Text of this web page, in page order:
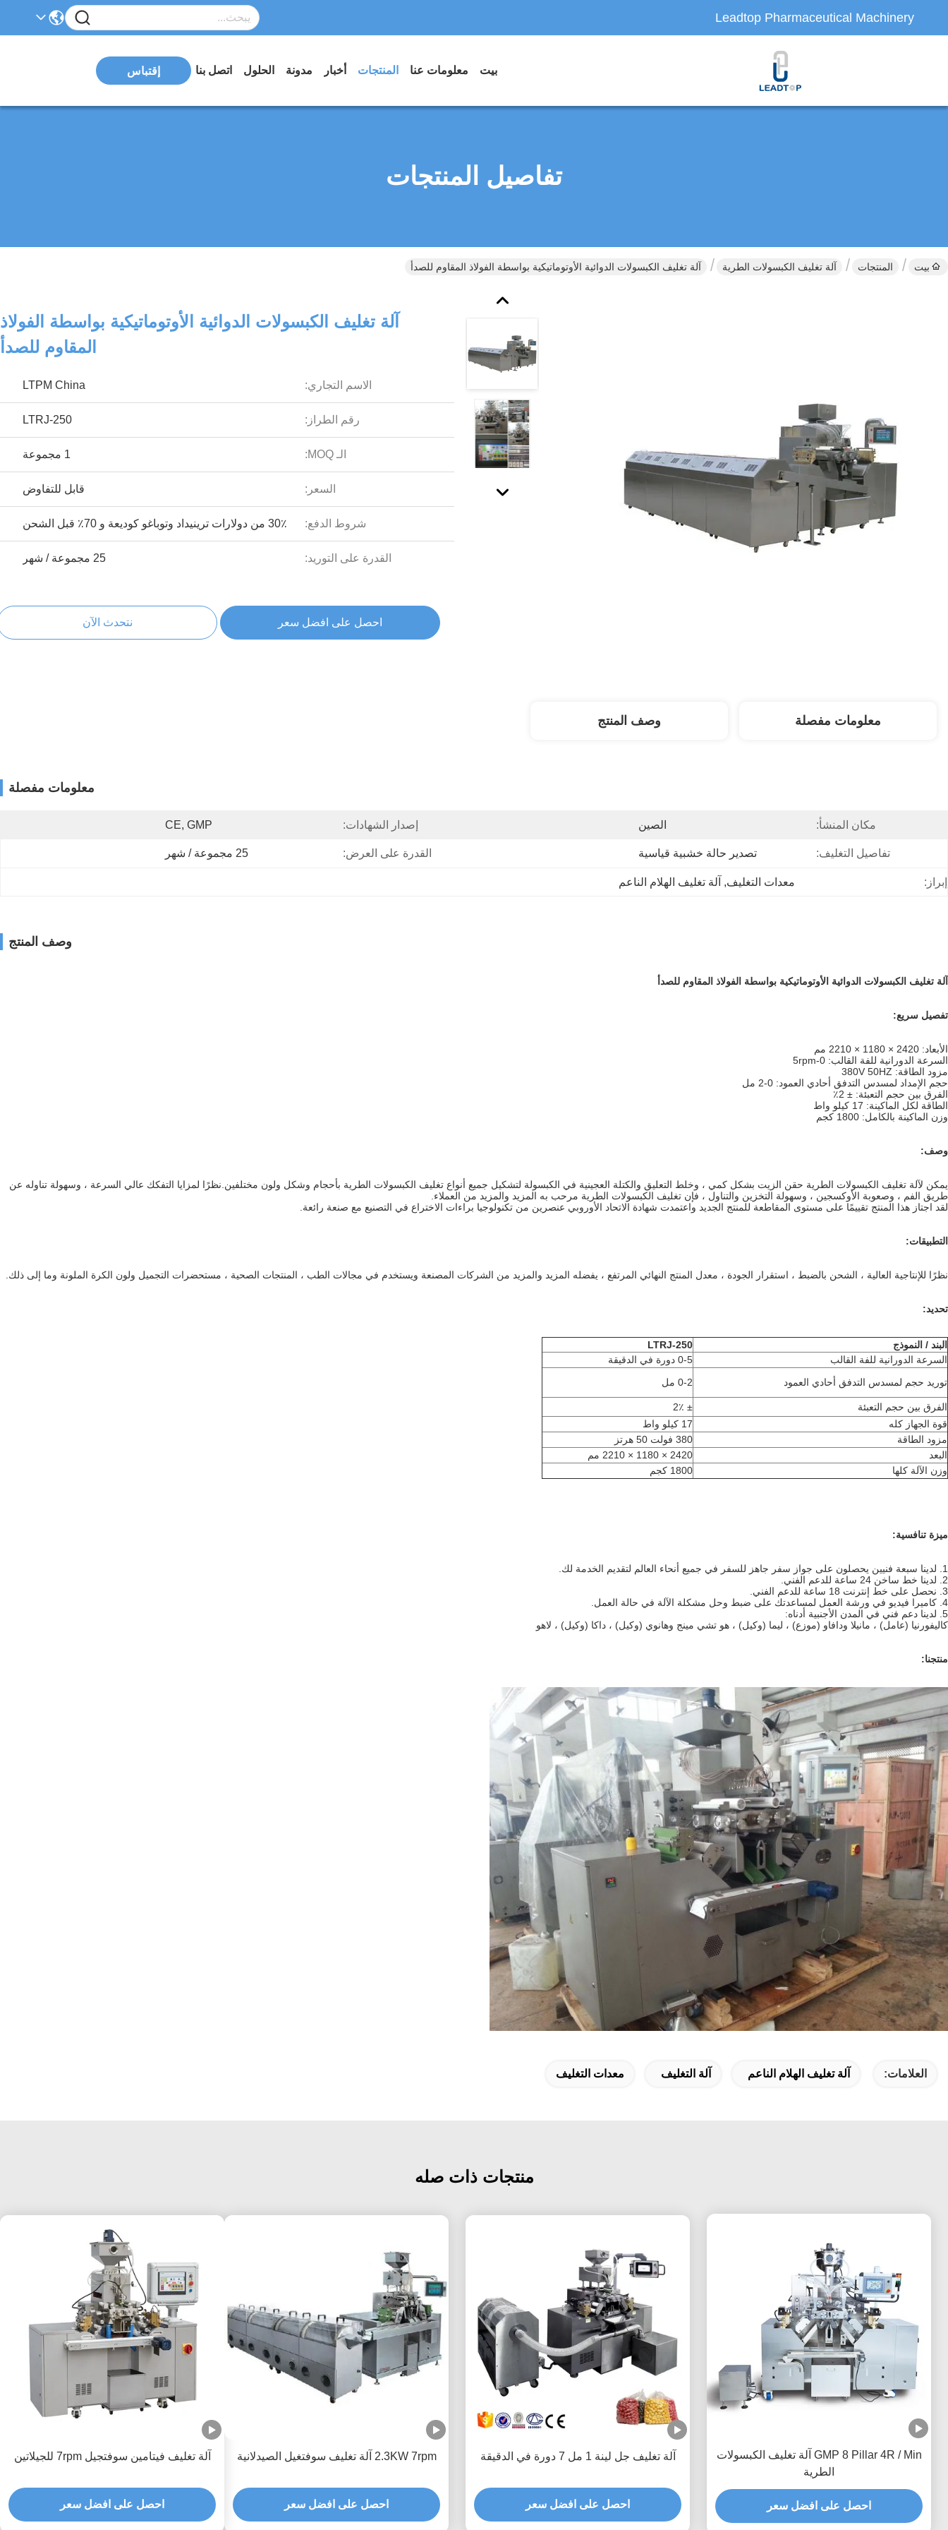
Leadtop Pharmaceutical Machinery
بيت معلومات عنا المنتجات أخبار مدونة الحلول اتصل بنا إقتباس
تفاصيل المنتجات
بيت المنتجات آلة تغليف الكبسولات الطرية آلة تغليف الكبسولات الدوائية الأوتوماتيكية بواسطة الفولاذ المقاوم للصدأ
آلة تغليف الكبسولات الدوائية الأوتوماتيكية بواسطة الفولاذ
المقاوم للصدأ
الاسم التجاري: LTPM China
رقم الطراز: LTRJ-250
الـ MOQ: 1 مجموعة
السعر: قابل للتفاوض
شروط الدفع: 30٪ من دولارات ترينيداد وتوباغو كوديعة و 70٪ قبل الشحن
القدرة على التوريد: 25 مجموعة / شهر
احصل على افضل سعر نتحدث الآن
معلومات مفصلة وصف المنتج
معلومات مفصلة
مكان المنشأ: الصين إصدار الشهادات: CE, GMP
تفاصيل التغليف: تصدير حالة خشبية قياسية القدرة على العرض: 25 مجموعة / شهر
إبراز: معدات التغليف, آلة تغليف الهلام الناعم
وصف المنتج
آلة تغليف الكبسولات الدوائية الأوتوماتيكية بواسطة الفولاذ المقاوم للصدأ
تفصيل سريع:
الأبعاد: 2420 × 1180 × 2210 مم
السرعة الدورانية للفة القالب: 0-5rpm
مزود الطاقة: 380V 50HZ
حجم الإمداد لمسدس التدفق أحادي العمود: 0-2 مل
الفرق بين حجم التعبئة: ± 2٪
الطاقة لكل الماكينة: 17 كيلو واط
وزن الماكينة بالكامل: 1800 كجم
وصف:
يمكن لآلة تغليف الكبسولات الطرية حقن الزيت بشكل كمي ، وخلط التعليق والكتلة العجينية في الكبسولة لتشكيل جميع أنواع تغليف الكبسولات الطرية بأحجام وشكل ولون مختلفين.نظرًا لمزايا التفكك عالي السرعة ، وسهولة تناوله عن
طريق الفم ، وصعوبة الأوكسجين ، وسهولة التخزين والتناول ، فإن تغليف الكبسولات الطرية مرحب به المزيد والمزيد من العملاء.
لقد اجتاز هذا المنتج تقييمًا على مستوى المقاطعة للمنتج الجديد واعتمدت شهادة الاتحاد الأوروبي عنصرين من تكنولوجيا براءات الاختراع في التصنيع مع صنعة رائعة.
التطبيقات:
نظرًا للإنتاجية العالية ، الشحن بالضبط ، استقرار الجودة ، معدل المنتج النهائي المرتفع ، يفضله المزيد والمزيد من الشركات المصنعة ويستخدم في مجالات الطب ، المنتجات الصحية ، مستحضرات التجميل ولون الكرة الملونة وما إلى ذلك.
تحديد:
البند / النموذج
LTRJ-250
السرعة الدورانية للفة القالب
0-5 دورة في الدقيقة
توريد حجم لمسدس التدفق أحادي العمود
0-2 مل
الفرق بين حجم التعبئة
± 2٪
قوة الجهاز كله
17 كيلو واط
مزود الطاقة
380 فولت 50 هرتز
البعد
2420 × 1180 × 2210 مم
وزن الآلة كلها
1800 كجم
ميزة تنافسية:
1. لدينا سبعة فنيين يحصلون على جواز سفر جاهز للسفر في جميع أنحاء العالم لتقديم الخدمة لك.
2. لدينا خط ساخن 24 ساعة للدعم الفني.
3. نحصل على خط إنترنت 18 ساعة للدعم الفني.
4. كاميرا فيديو في ورشة العمل لمساعدتك على ضبط وحل مشكلة الآلة في حالة العمل.
5. لدينا دعم فني في المدن الأجنبية أدناه:
كاليفورنيا (عامل) ، مانيلا ودافاو (موزع) ، ليما (وكيل) ، هو تشي مينج وهانوي (وكيل) ، داكا (وكيل) ، لاهو
منتجنا:
العلامات: آلة تغليف الهلام الناعم آلة التغليف معدات التغليف
منتجات ذات صله
GMP 8 Pillar 4R / Min آلة تغليف الكبسولات
الطرية
احصل على افضل سعر
آلة تغليف جل لينة 1 مل 7 دورة في الدقيقة
احصل على افضل سعر
2.3KW 7rpm آلة تغليف سوفتغيل الصيدلانية
احصل على افضل سعر
آلة تغليف فيتامين سوفتجيل 7rpm للجيلاتين
احصل على افضل سعر